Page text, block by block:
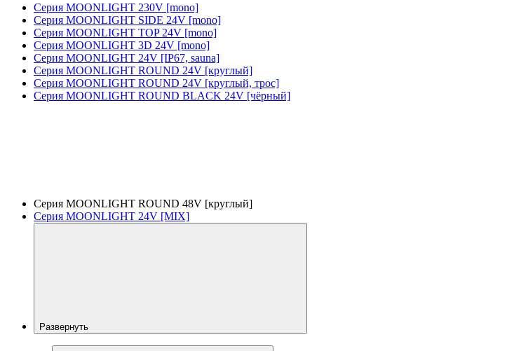
Серия MOONLIGHT 230V [mono]
Серия MOONLIGHT SIDE 24V [mono]
Серия MOONLIGHT TOP 24V [mono]
Серия MOONLIGHT 3D 24V [mono]
Серия MOONLIGHT 24V [IP67, sauna]
Серия MOONLIGHT ROUND 24V [круглый]
Серия MOONLIGHT ROUND 24V [круглый, трос]
Серия MOONLIGHT ROUND BLACK 24V [чёрный]
Серия MOONLIGHT ROUND 48V [круглый]
Серия MOONLIGHT 24V [MIX]
Развернуть